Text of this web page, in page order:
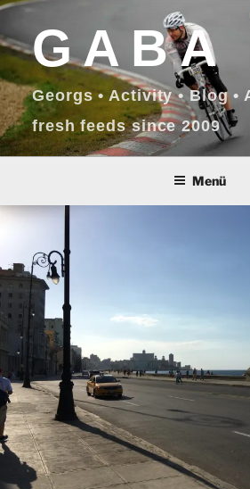
Zum
Inhalt
springenGABA
Georgs • Activity • Blog •
fresh feeds since 2009
Menü